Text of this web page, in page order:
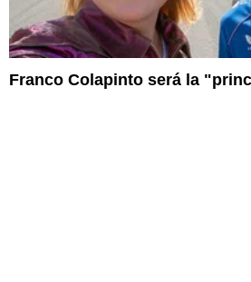
Franco Colapinto será la